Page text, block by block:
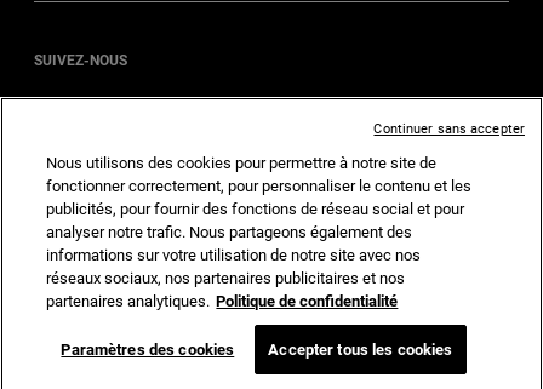
SUIVEZ-NOUS
Accueil Confidentialité Cookies Accessibilité
©2026 FCA US LLC. Tous droits réservés.
Nous utilisons des cookies pour permettre à notre site de
fonctionner correctement, pour personnaliser le contenu et les
publicités, pour fournir des fonctions de réseau social et pour
analyser notre trafic. Nous partageons également des
informations sur votre utilisation de notre site avec nos
réseaux sociaux, nos partenaires publicitaires et nos
partenaires analytiques. Politique de confidentialité
Paramètres des cookies Accepter tous les cookies
Continuer sans accepter